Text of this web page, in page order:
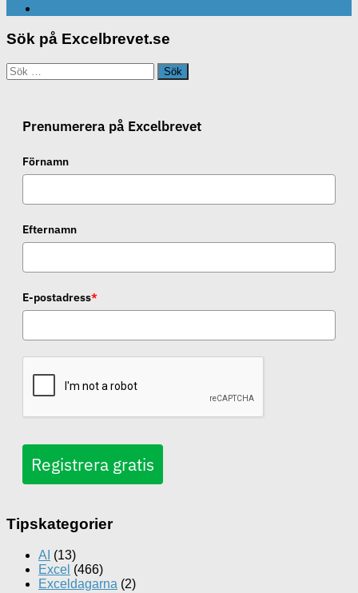
Sök på Excelbrevet.se
Sök
efter:
Prenumerera på Excelbrevet
Förnamn
Efternamn
E-postadress*
Registrera gratis
Tipskategorier
AI (13)
Excel (466)
Exceldagarna (2)